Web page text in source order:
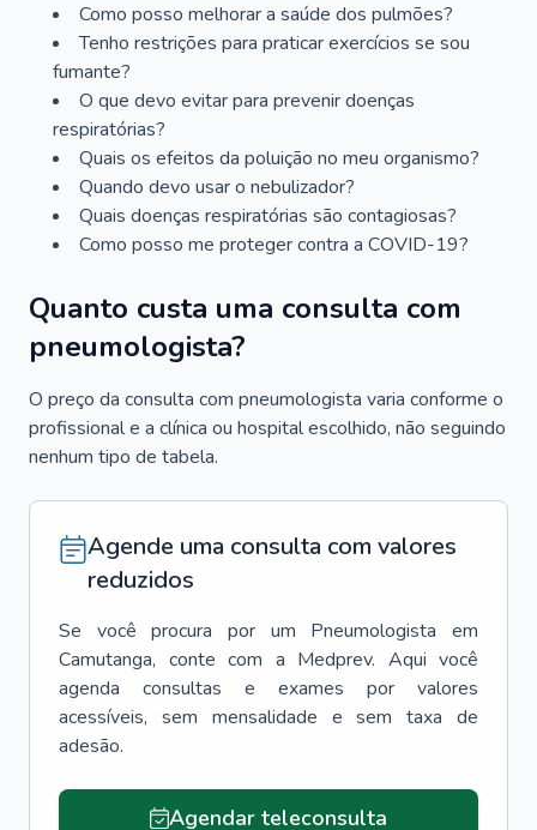
Como posso melhorar a saúde dos pulmões?
Tenho restrições para praticar exercícios se sou
fumante?
O que devo evitar para prevenir doenças
respiratórias?
Quais os efeitos da poluição no meu organismo?
Quando devo usar o nebulizador?
Quais doenças respiratórias são contagiosas?
Como posso me proteger contra a COVID-19?
Quanto custa uma consulta com
pneumologista?
O preço da consulta com pneumologista varia conforme o
profissional e a clínica ou hospital escolhido, não seguindo
nenhum tipo de tabela.
Agende uma consulta com valores
reduzidos
Se você procura por um Pneumologista
em
Camutanga, conte com a Medprev. Aqui você
agenda consultas e exames por valores
acessíveis, sem mensalidade e sem taxa de
adesão.
Agendar teleconsulta